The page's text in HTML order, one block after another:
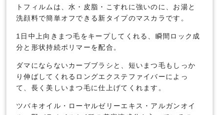
トフィルムは、水・皮脂・こすれに強いのに、お湯と
洗顔料で簡単オフできる新タイプのマスカラです。
1日中上向きまつ毛をキープしてくれる、瞬間ロック成
分と形状持続ポリマーを配合。
ダマにならないカーブブラシと、短いまつ毛もしっか
り伸ばしてくれるロングエクステファイバーによっ
て、長く美しいまつ毛に仕上げてくれます。
ツバキオイル・ローヤルゼリーエキス・アルガンオイ